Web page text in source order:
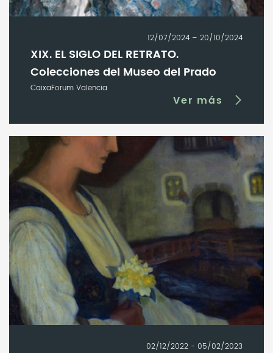
12/07/2024 – 20/10/2024
XIX. EL SIGLO DEL RETRATO.
Colecciones del Museo del Prado
CaixaForum Valencia
Ver más
02/12/2022 - 05/02/2023